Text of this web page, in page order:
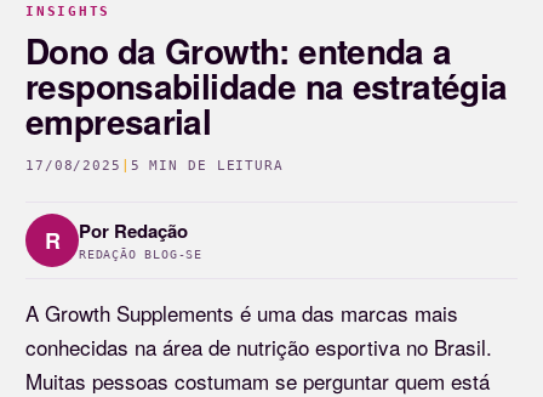
INSIGHTS
Dono da Growth: entenda a
responsabilidade na estratégia
empresarial
17/08/2025 5 MIN DE LEITURA
R Por Redação
REDAÇÃO BLOG-SE
A Growth Supplements é uma das marcas mais
conhecidas na área de nutrição esportiva no Brasil.
Muitas pessoas costumam se perguntar quem está